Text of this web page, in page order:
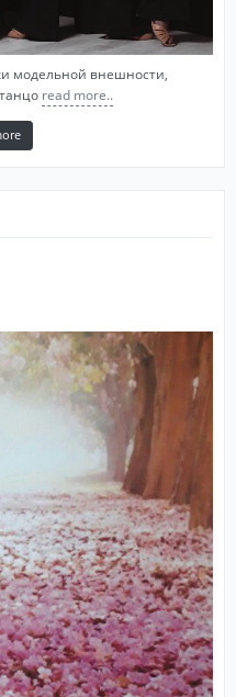
модельной внешности,
read more..